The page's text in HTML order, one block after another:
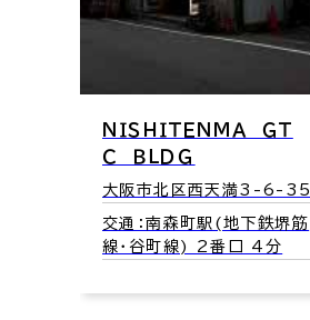
ＮＩＳＨＩＴＥＮＭＡ ＧＴ
Ｃ ＢＬＤＧ
大阪市北区西天満3-6-35
交通：南森町駅(地下鉄堺筋
線･谷町線) 2番口 4分